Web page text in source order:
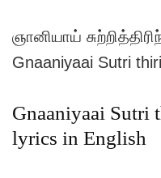
ஞானியாய்
Gnaaniyaai Sutri
Gnaaniyaai Sutri
lyrics in English